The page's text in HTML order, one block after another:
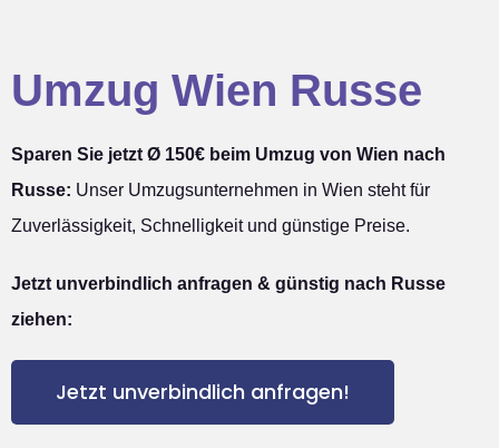
Umzug Wien Russe
Sparen Sie jetzt Ø 150€ beim Umzug von Wien nach
Russe: Unser Umzugsunternehmen in Wien steht für
Zuverlässigkeit, Schnelligkeit und günstige Preise.
Jetzt unverbindlich anfragen & günstig nach Russe
ziehen:
Jetzt unverbindlich anfragen!